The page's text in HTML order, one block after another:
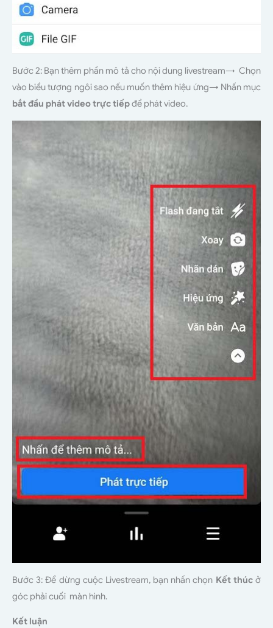
Bước 2: Bạn thêm phần mô tả cho nội dung livestream→ Chọn
vào biểu tượng ngôi sao nếu muốn thêm hiệu ứng→ Nhấn mục
bắt đầu phát video trực tiếpđể phát video.
Bước 3: Để dừng cuộc Livestream, bạn nhấn chọn Kết thúcở
góc phải cuối màn hình.
Kết luận